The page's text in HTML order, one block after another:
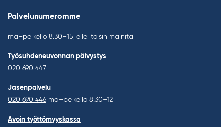
Palvelunumeromme
ma–pe kello 8.30–15, ellei toisin mainita
Työsuhdeneuvonnan päivystys
020 690 447
Jäsenpalvelu
020 690 446 ma–pe kello 8.30–12
Avoin työttömyyskassa